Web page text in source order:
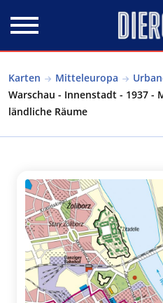
Karten Mitteleuropa
Warschau - Innenstadt - 1937 -
ländliche Räume